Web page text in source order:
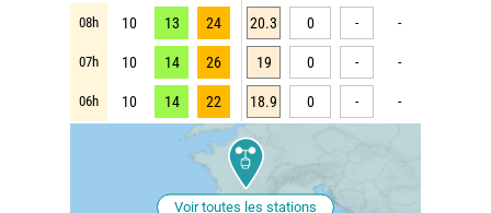
08h 10 13 24 20.3 0 - -
07h 10 14 26 19 0 - -
06h 10 14 22 18.9 0 - -
Voir toutes les stations